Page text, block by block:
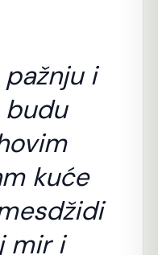
i
budu
kuće
mir i